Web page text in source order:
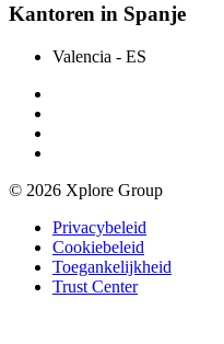
Kantoren in Spanje
Valencia - ES
© 2026 Xplore Group
Privacybeleid
Cookiebeleid
Toegankelijkheid
Trust Center